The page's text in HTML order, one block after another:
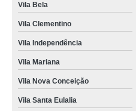
Vila Bela
Vila Clementino
Vila Independência
Vila Mariana
Vila Nova Conceição
Vila Santa Eulalia